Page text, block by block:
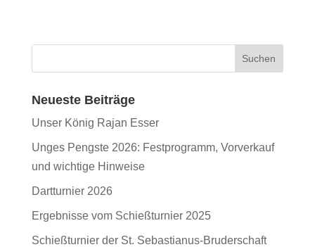
Neueste Beiträge
Unser König Rajan Esser
Unges Pengste 2026: Festprogramm, Vorverkauf
und wichtige Hinweise
Dartturnier 2026
Ergebnisse vom Schießturnier 2025
Schießturnier der St. Sebastianus-Bruderschaft